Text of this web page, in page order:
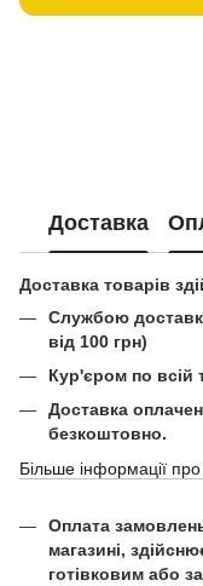
Доставка
Доставка товарів
Службою
від 100 грн)
Кур'єром по всій
Доставка
безкоштовно.
Більше інформації
Оплата
магазині,
готівковим або